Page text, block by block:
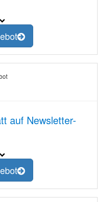
auf Newsletter-